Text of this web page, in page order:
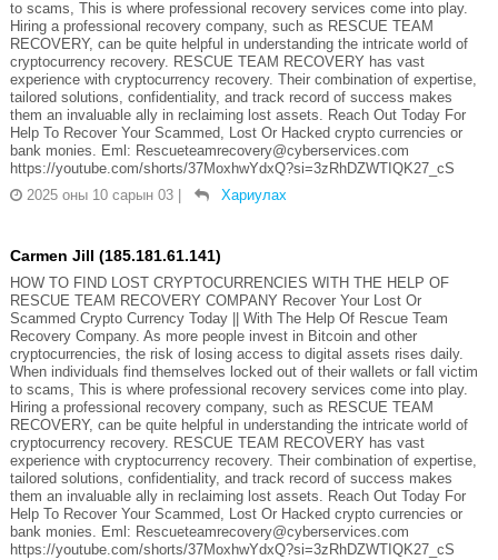
to scams, This is where professional recovery services come into play.
Hiring a professional recovery company, such as RESCUE TEAM
RECOVERY, can be quite helpful in understanding the intricate world of
cryptocurrency recovery. RESCUE TEAM RECOVERY has vast
experience with cryptocurrency recovery. Their combination of expertise,
tailored solutions, confidentiality, and track record of success makes
them an invaluable ally in reclaiming lost assets. Reach Out Today For
Help To Recover Your Scammed, Lost Or Hacked crypto currencies or
bank monies. Eml: Rescueteamrecovery@cyberservices.com
https://youtube.com/shorts/37MoxhwYdxQ?si=3zRhDZWTIQK27_cS
2025 оны 10 сарын 03
Хариулах
Carmen Jill (185.181.61.141)
HOW TO FIND LOST CRYPTOCURRENCIES WITH THE HELP OF
RESCUE TEAM RECOVERY COMPANY Recover Your Lost Or
Scammed Crypto Currency Today || With The Help Of Rescue Team
Recovery Company. As more people invest in Bitcoin and other
cryptocurrencies, the risk of losing access to digital assets rises daily.
When individuals find themselves locked out of their wallets or fall victim
to scams, This is where professional recovery services come into play.
Hiring a professional recovery company, such as RESCUE TEAM
RECOVERY, can be quite helpful in understanding the intricate world of
cryptocurrency recovery. RESCUE TEAM RECOVERY has vast
experience with cryptocurrency recovery. Their combination of expertise,
tailored solutions, confidentiality, and track record of success makes
them an invaluable ally in reclaiming lost assets. Reach Out Today For
Help To Recover Your Scammed, Lost Or Hacked crypto currencies or
bank monies. Eml: Rescueteamrecovery@cyberservices.com
https://youtube.com/shorts/37MoxhwYdxQ?si=3zRhDZWTIQK27_cS